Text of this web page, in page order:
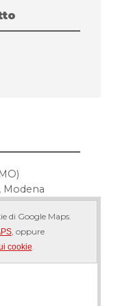
Modena
di Google Maps.
, oppure
cookie.